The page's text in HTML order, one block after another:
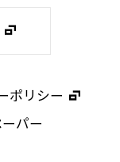
ポリシー
パー